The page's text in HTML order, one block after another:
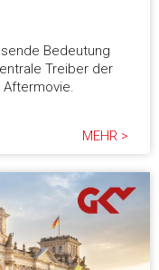
Bedeutung
Treiber der
MEHR >